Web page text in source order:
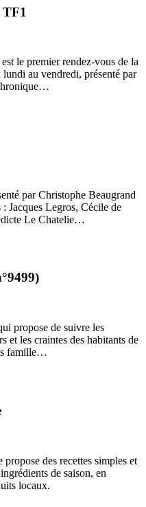
le premier rendez-vous de la
au vendredi, présenté par
…
par Christophe Beaugrand
Jacques Legros, Cécile de
Le Chatelie…
propose de suivre les
et les craintes des habitants de
famille…
des recettes simples et
de saison, en
locaux.